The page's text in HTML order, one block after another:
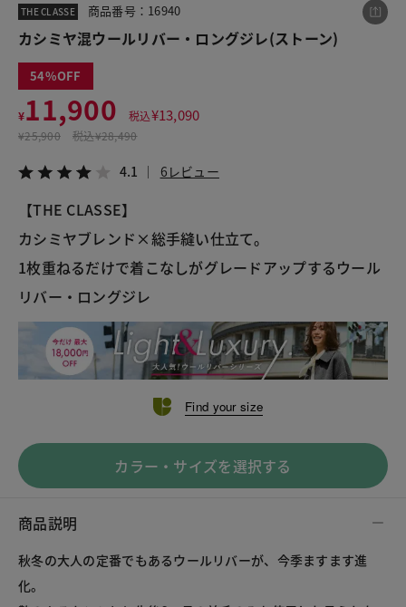
THE CLASSE 商品番号：16940
カシミヤ混ウールリバー・ロングジレ(ストーン)
54
¥11,900 税込¥13,090
¥25,900 税込¥28,490
4.1 6レビュー
【THE CLASSE】
カシミヤブレンド×総手縫い仕立て。
1枚重ねるだけで着こなしがグレードアップするウール
リバー・ロングジレ
Find your size
カラー・サイズを選択する
商品説明
秋冬の大人の定番でもあるウールリバーが、今季ますます進
化。
この商品をシェアする
¥11,900 税込¥13,090
LINE X メール